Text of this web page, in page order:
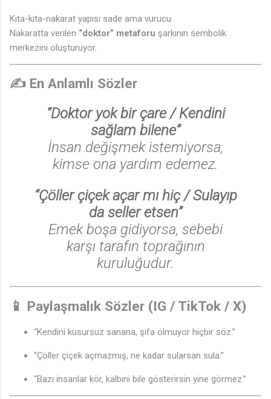
Kıta-kıta-nakarat yapısı sade ama vurucu.
Nakaratta verilen “doktor” metaforu şarkının sembolik
merkezini oluşturuyor.
✍️ En Anlamlı Sözler
“Doktor yok bir çare / Kendini
sağlam bilene”
İnsan değişmek istemiyorsa,
kimse ona yardım edemez.
“Çöller çiçek açar mı hiç / Sulayıp
da seller etsen”
Emek boşa gidiyorsa, sebebi
karşı tarafın toprağının
kuruluğudur.
📱 Paylaşmalık Sözler (IG / TikTok / X)
“Kendini kusursuz sanana, şifa olmuyor hiçbir söz.”
“Çöller çiçek açmazmış, ne kadar sularsan sula.”
“Bazı insanlar kör, kalbini bile gösterirsin yine görmez.”